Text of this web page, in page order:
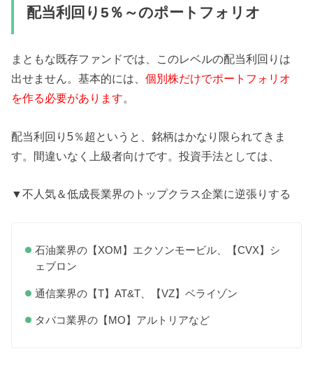
配当利回り5％～のポートフォリオ
まともな既存ファンドでは、このレベルの配当利回りは
出せません。基本的には、個別株だけでポートフォリオ
を作る必要があります。
配当利回り5％超というと、銘柄はかなり限られてきま
す。間違いなく上級者向けです。投資手法としては、
▼不人気＆低成長業界のトップクラス企業に逆張りする
石油業界の【XOM】エクソンモービル、【CVX】シ
ェブロン
通信業界の【T】AT&T、【VZ】ベライゾン
タバコ業界の【MO】アルトリアなど